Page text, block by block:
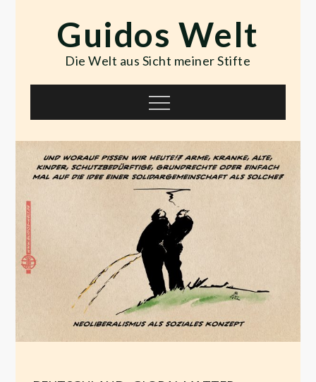
contentGuidos Welt
Die Welt aus Sicht meiner Stifte
Menu